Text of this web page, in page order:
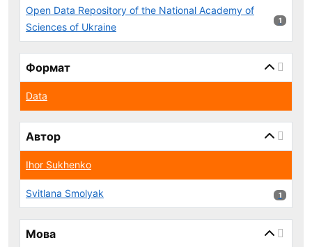
Open Data Repository of the National Academy of
Sciences of Ukraine
1
1
Формат
Data
Автор
Ihor Sukhenko
Svitlana Smolyak 1
1
Мова